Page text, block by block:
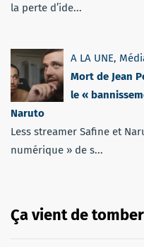
la perte d’ide...
A LA UNE,
Mort de Jean
le «
Naruto
Less streamer Safine et
numérique » de s...
Ça vient de tomber